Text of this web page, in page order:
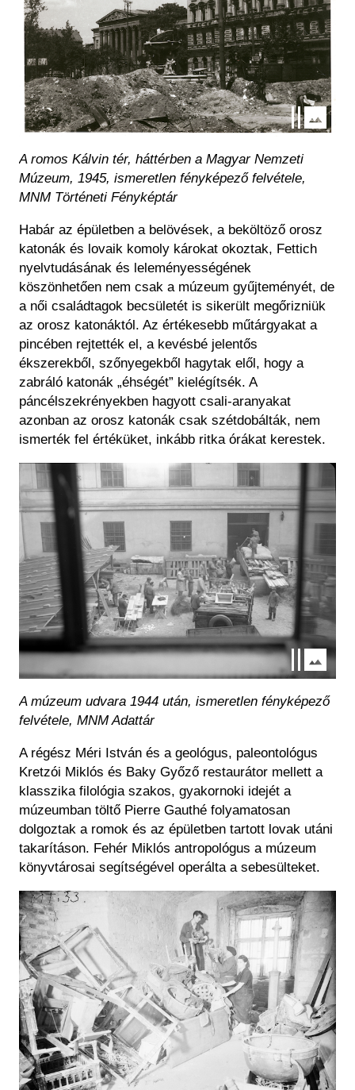
A romos Kálvin tér, háttérben a Magyar Nemzeti
Múzeum, 1945, ismeretlen fényképező felvétele,
MNM Történeti Fényképtár
Habár az épületben a belövések, a beköltöző orosz
katonák és lovaik komoly károkat okoztak, Fettich
nyelvtudásának és leleményességének
köszönhetően nem csak a múzeum gyűjteményét, de
a női családtagok becsületét is sikerült megőrizniük
az orosz katonáktól. Az értékesebb műtárgyakat a
pincében rejtették el, a kevésbé jelentős
ékszerekből, szőnyegekből hagytak elől, hogy a
zabráló katonák „éhségét” kielégítsék. A
páncélszekrényekben hagyott csali-aranyakat
azonban az orosz katonák csak szétdobálták, nem
ismerték fel értéküket, inkább ritka órákat kerestek.
Kép
A múzeum udvara 1944 után, ismeretlen fényképező
felvétele, MNM Adattár
A régész Méri István és a geológus, paleontológus
Kretzói Miklós és Baky Győző restaurátor mellett a
klasszika filológia szakos, gyakornoki idejét a
múzeumban töltő Pierre Gauthé folyamatosan
dolgoztak a romok és az épületben tartott lovak utáni
takarításon. Fehér Miklós antropológus a múzeum
könyvtárosai segítségével operálta a sebesülteket.
Kép